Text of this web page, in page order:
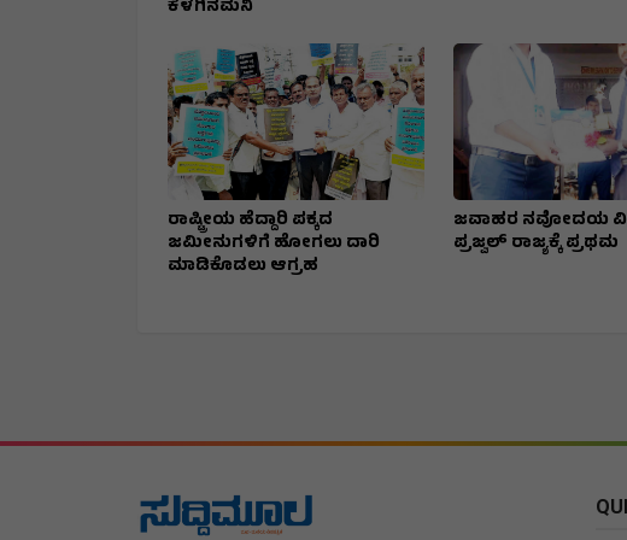
ಕೆಳಗಿನಮನಿ
ರಾಷ್ಟ್ರೀಯ ಹೆದ್ದಾರಿ ಪಕ್ಕದ
ಜಮೀನುಗಳಿಗೆ ಹೋಗಲು ದಾರಿ
ಮಾಡಿಕೊಡಲು ಆಗ್ರಹ
ಜವಾಹರ ನವೋದಯ
ಪ್ರಜ್ವಲ್ ರಾಜ್ಯಕ್ಕೆ ಪ್ರಥಮ